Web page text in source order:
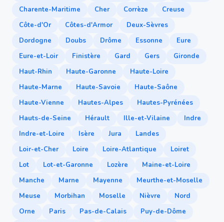
Charente-Maritime
Cher Corrèze
Creuse
Côte-d'Or
Côtes-d'Armor
Deux-Sèvres
Dordogne
Doubs Drôme Essonne
Eure
Eure-et-Loir
Finistère Gard Gers
Gironde
Haut-Rhin
Haute-Garonne
Haute-Loire
Haute-Marne
Haute-Savoie
Haute-Saône
Haute-Vienne
Hautes-Alpes
Hautes-Pyrénées
Hauts-de-Seine
Hérault Ille-et-Vilaine
Indre
Indre-et-Loire
Isère Jura
Landes
Loir-et-Cher
Loire Loire-Atlantique
Loiret
Lot
Lot-et-Garonne Lozère
Maine-et-Loire
Manche
Marne Mayenne
Meurthe-et-Moselle
Meuse
Morbihan Moselle Nièvre
Nord
Orne
Paris Pas-de-Calais
Puy-de-Dôme